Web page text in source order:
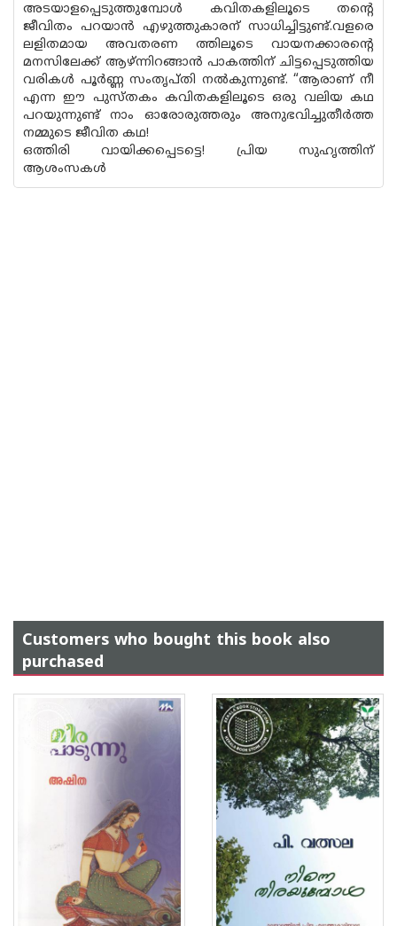
അടയാളപ്പെടുത്തുമ്പോൾ കവിതകളിലൂടെ തന്റെ
ജീവിതം പറയാൻ എഴുത്തുകാരന് സാധിച്ചിട്ടുണ്ട്.വളരെ
ലളിതമായ അവതരണ ത്തിലൂടെ വായനക്കാരൻ്റെ
മനസിലേക്ക് ആഴ്ന്നിറങ്ങാൻ പാകത്തിന് ചിട്ടപ്പെടുത്തിയ
വരികൾ പൂർണ്ണ സംതൃപ്‌തി നൽകുന്നുണ്ട്. “ആരാണ് നീ
എന്ന ഈ പുസ്‌തകം കവിതകളിലൂടെ ഒരു വലിയ കഥ
പറയുന്നുണ്ട് നാം ഓരോരുത്തരും അനുഭവിച്ചുതീർത്ത
നമ്മുടെ ജീവിത കഥ!
ഒത്തിരി വായിക്കപ്പെടട്ടെ! പ്രിയ സുഹൃത്തിന്
ആശംസകൾ
Customers who bought this book also
purchased